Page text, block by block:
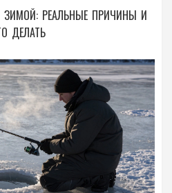
РЕАЛЬНЫЕ ПРИЧИНЫ И
ДЕЛАТЬ